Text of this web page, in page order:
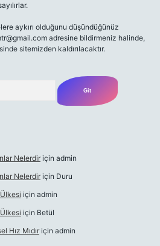
aykırı olduğunu düşündüğünüz
adresine bildirmeniz halinde,
sitemizden kaldırılacaktır.
Nelerdir için admin
Nelerdir için Duru
için admin
için Betül
Hız Mıdır için admin